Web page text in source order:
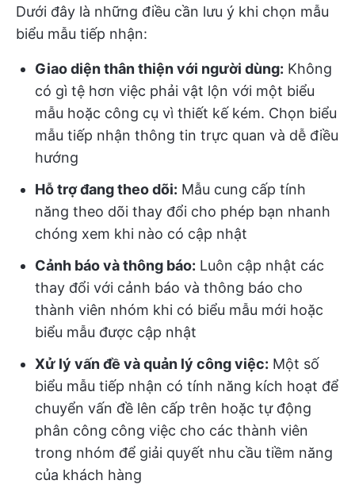
Dưới đây là những điều cần lưu ý khi chọn mẫu
biểu mẫu tiếp nhận:
Giao diện thân thiện với người dùng: Không
có gì tệ hơn việc phải vật lộn với một biểu
mẫu hoặc công cụ vì thiết kế kém. Chọn biểu
mẫu tiếp nhận thông tin trực quan và dễ điều
hướng
Hỗ trợ đang theo dõi: Mẫu cung cấp tính
năng theo dõi thay đổi cho phép bạn nhanh
chóng xem khi nào có cập nhật
Cảnh báo và thông báo: Luôn cập nhật các
thay đổi với cảnh báo và thông báo cho
thành viên nhóm khi có biểu mẫu mới hoặc
biểu mẫu được cập nhật
Xử lý vấn đề và quản lý công việc: Một số
biểu mẫu tiếp nhận có tính năng kích hoạt để
chuyển vấn đề lên cấp trên hoặc tự động
phân công công việc cho các thành viên
trong nhóm để giải quyết nhu cầu tiềm năng
của khách hàng